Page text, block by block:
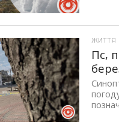
ЖИТТЯ
Пс,